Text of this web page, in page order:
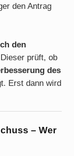
den Antrag
den
prüft, ob
des
Erst dann wird
– Wer